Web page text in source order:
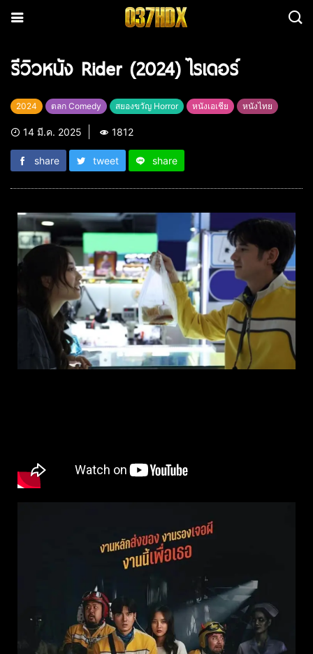
รีวิวหนัง Rider (2024) ไรเดอร์
2024 ตลก Comedy สยองขวัญ Horror หนังเอเชีย หนังไทย
14 มี.ค. 2025 1812
share tweet share